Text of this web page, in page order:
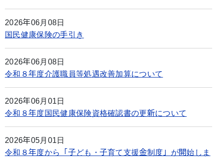
2026年06月08日
国民健康保険の手引き
2026年06月08日
令和８年度介護職員等処遇改善加算について
2026年06月01日
令和８年度国民健康保険資格確認書の更新について
2026年05月01日
令和８年度から「子ども・子育て支援金制度」が開始しま